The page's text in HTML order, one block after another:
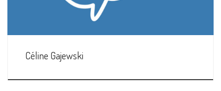
Céline Gajewski